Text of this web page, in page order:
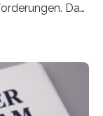
Das
Linnenbrink
e.V.
den